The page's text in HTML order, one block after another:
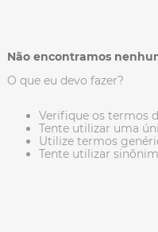
Não encontramos
O que eu devo fazer?
Verifique os termos
Tente utilizar uma
Utilize termos
Tente utilizar